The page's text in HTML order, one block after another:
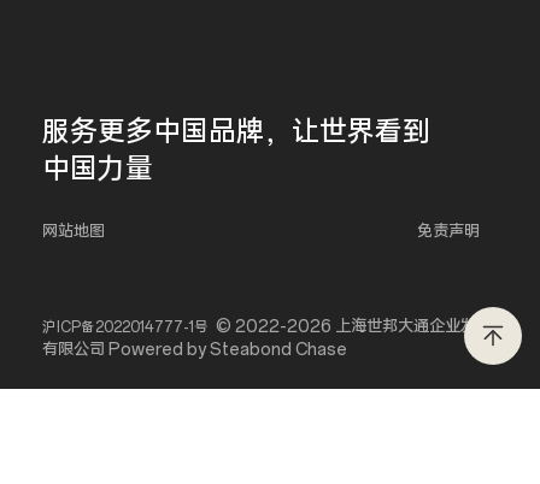
服务更多中国品牌， 让世界看到
中国力量
网站地图 免责声明
沪ICP备2022014777-1号 © 2022-2026 上海世邦大通企业发展
有限公司 Powered by Steabond Chase